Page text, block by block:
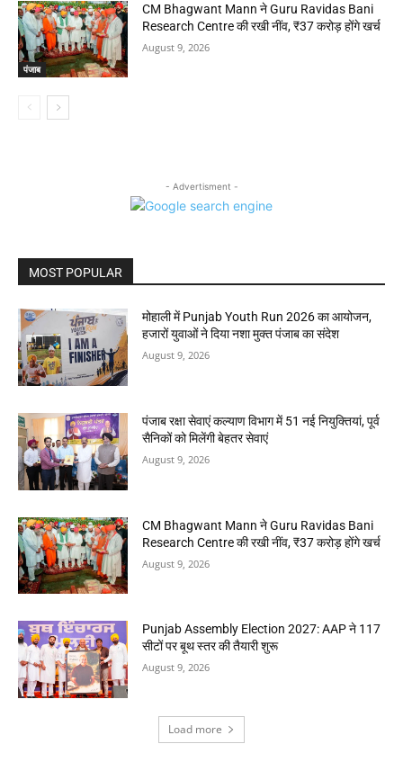
पंजाब
CM Bhagwant Mann ने Guru Ravidas Bani
Research Centre की रखी नींव, ₹37 करोड़ होंगे खर्च
August 9, 2026
- Advertisment -
MOST POPULAR
मोहाली में Punjab Youth Run 2026 का आयोजन,
हजारों युवाओं ने दिया नशा मुक्त पंजाब का संदेश
August 9, 2026
पंजाब रक्षा सेवाएं कल्याण विभाग में 51 नई नियुक्तियां, पूर्व
सैनिकों को मिलेंगी बेहतर सेवाएं
August 9, 2026
CM Bhagwant Mann ने Guru Ravidas Bani
Research Centre की रखी नींव, ₹37 करोड़ होंगे खर्च
August 9, 2026
Punjab Assembly Election 2027: AAP ने 117
सीटों पर बूथ स्तर की तैयारी शुरू
August 9, 2026
Load more